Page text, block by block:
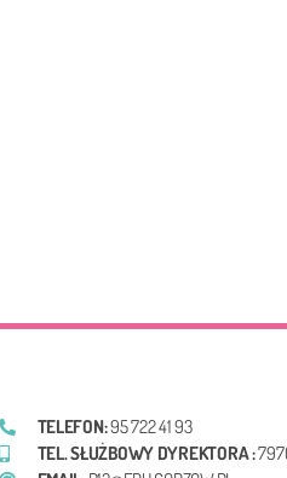
TELEFON:95 722 41 93
TEL. SŁUŻBOWY DYREKTORA :